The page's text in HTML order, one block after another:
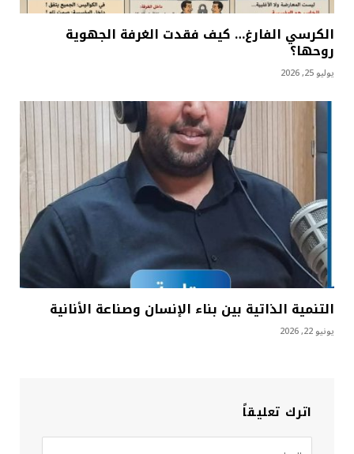
الكرسي الفارغ… كيف فقدت الغرفة الجهوية
روحها؟
يوليو 25, 2026
التنمية الذاتية بين بناء الإنسان وصناعة الأنانية
يونيو 22, 2026
اترك تعليقاً